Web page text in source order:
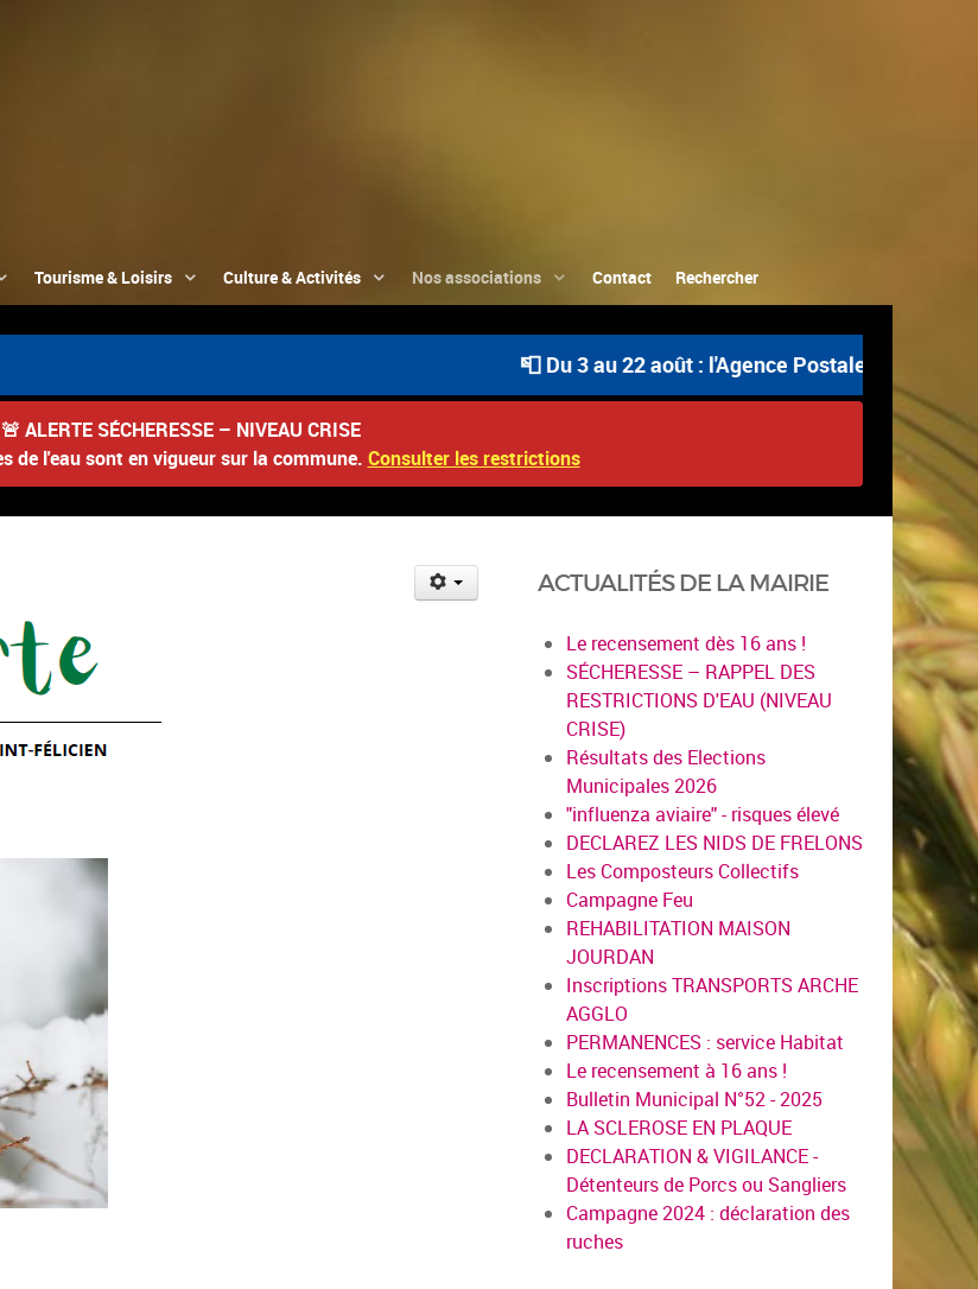
Tourisme & Loisirs Culture & Activités Nos associations Contact Rechercher
📮 Du 3 au 22 août : l'Agence Postale Communale
🚨 ALERTE SÉCHERESSE – NIVEAU CRISE
de l'eau sont en vigueur sur la commune. Consulter les restrictions
ACTUALITÉS DE LA MAIRIE
Le recensement dès 16 ans !
SÉCHERESSE – RAPPEL DES
RESTRICTIONS D'EAU (NIVEAU
CRISE)
Résultats des Elections
Municipales 2026
"influenza aviaire" - risques élevé
DECLAREZ LES NIDS DE FRELONS
Les Composteurs Collectifs
Campagne Feu
REHABILITATION MAISON
JOURDAN
Inscriptions TRANSPORTS ARCHE
AGGLO
PERMANENCES : service Habitat
Le recensement à 16 ans !
Bulletin Municipal N°52 - 2025
LA SCLEROSE EN PLAQUE
DECLARATION & VIGILANCE -
Détenteurs de Porcs ou Sangliers
Campagne 2024 : déclaration des
ruches